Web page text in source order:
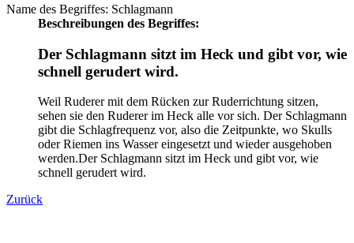
Name des Begriffes: Schlagmann
Beschreibungen des Begriffes:
Der Schlagmann sitzt im Heck und gibt vor, wie
schnell gerudert wird.
Weil Ruderer mit dem Rücken zur Ruderrichtung sitzen,
sehen sie den Ruderer im Heck alle vor sich. Der Schlagmann
gibt die Schlagfrequenz vor, also die Zeitpunkte, wo Skulls
oder Riemen ins Wasser eingesetzt und wieder ausgehoben
werden.Der Schlagmann sitzt im Heck und gibt vor, wie
schnell gerudert wird.
Zurück